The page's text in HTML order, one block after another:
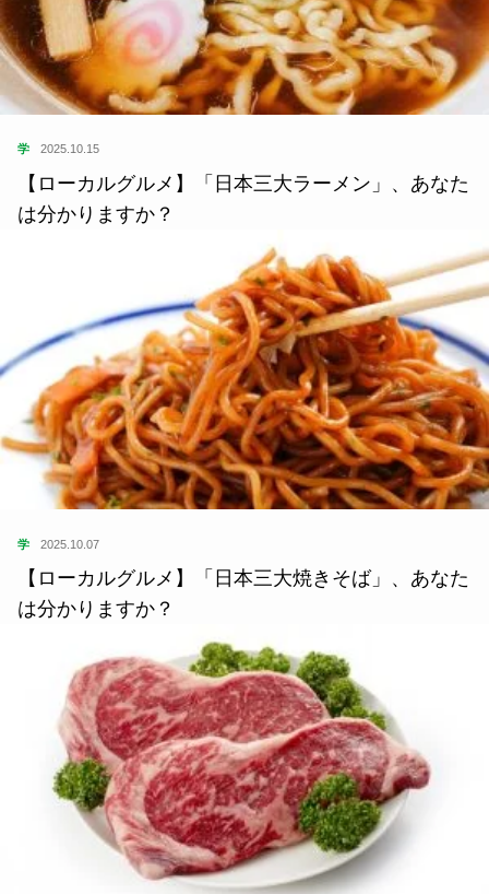
学 2025.10.15
【ローカルグルメ】「日本三大ラーメン」、あなた
は分かりますか？
学 2025.10.07
【ローカルグルメ】「日本三大焼きそば」、あなた
は分かりますか？